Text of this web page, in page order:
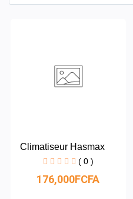
Climatiseur Hasmax
( 0 )
176,000FCFA